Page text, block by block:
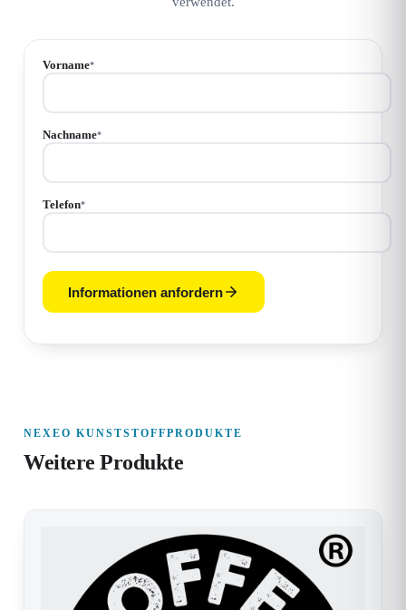
Vorname*
Nachname*
Telefon*
Informationen anfordern
NEXEO KUNSTSTOFFPRODUKTE
Weitere Produkte